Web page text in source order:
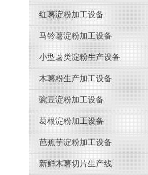
红薯淀粉加工设备
马铃薯淀粉加工设备
小型薯类淀粉生产设备
木薯粉生产加工设备
豌豆淀粉加工设备
葛根淀粉加工设备
芭蕉芋淀粉加工设备
新鲜木薯切片生产线